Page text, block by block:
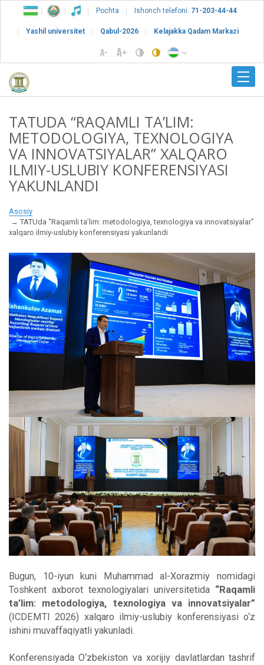
Pochta Ishonch telefoni: 71-203-44-44
Yashil universitet Qabul-2026 Kelajakka Qadam Markazi
TATUDA “RAQAMLI TA’LIM:
METODOLOGIYA, TEXNOLOGIYA
VA INNOVATSIYALAR” XALQARO
ILMIY-USLUBIY KONFERENSIYASI
YAKUNLANDI
Asosiy
TATUda “Raqamli ta’lim: metodologiya, texnologiya va innovatsiyalar”
xalqaro ilmiy-uslubiy konferensiyasi yakunlandi
Bugun, 10-iyun kuni Muhammad al-Xorazmiy nomidagi
Toshkent axborot texnologiyalari universitetida “Raqamli
ta’lim: metodologiya, texnologiya va innovatsiyalar”
(ICDEMTI 2026) xalqaro ilmiy-uslubiy konferensiyasi o‘z
ishini muvaffaqiyatli yakunladi.
Konferensiyada O‘zbekiston va xorijiy davlatlardan tashrif